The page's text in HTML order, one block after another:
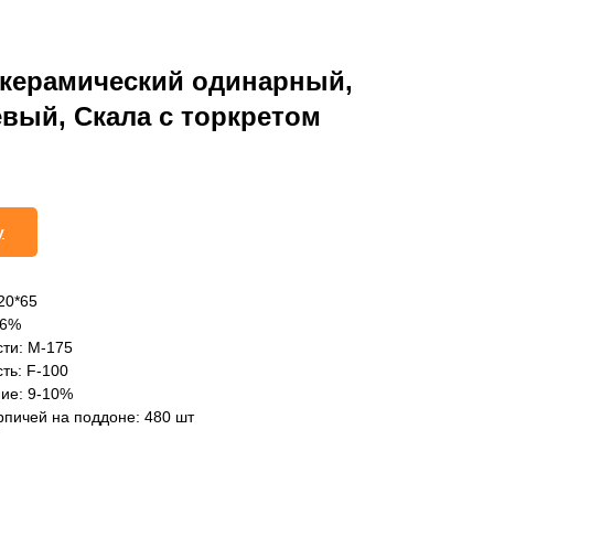
одинарный,
Скала с торкретом
М-175
F-100
9-10%
на поддоне: 480 шт